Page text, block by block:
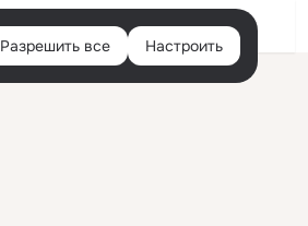
Войти
Разрешить все Настроить